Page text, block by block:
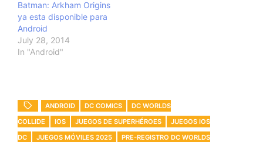
Batman: Arkham Origins
ya esta disponible para
Android
July 28, 2014
In "Android"
ANDROID DC COMICS
DC WORLDS
COLLIDE
IOS JUEGOS DE SUPERHÉROES
JUEGOS IOS
DC
JUEGOS MÓVILES 2025
PRE-REGISTRO DC WORLDS